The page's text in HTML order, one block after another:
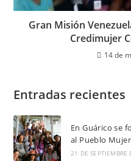
Gran Misión
Credimujer
14 de
Entradas recientes
En Guárico se
al Pueblo Mujer
21 DE SEPTIEMBRE